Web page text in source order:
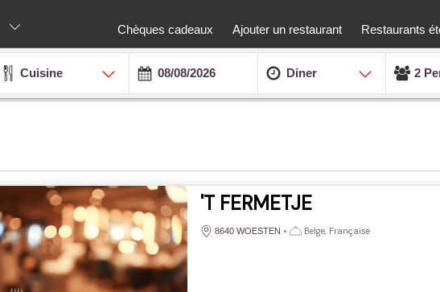
Chèques cadeaux Ajouter un restaurant Restaurants
Cuisine Diner 2
'T FERMETJE
8640 WOESTEN • Belge, Française